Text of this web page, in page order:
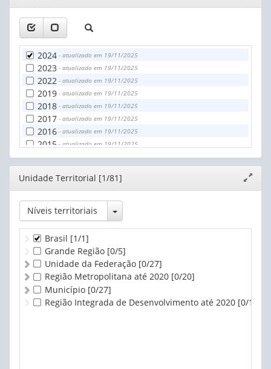
janela
2024 - atualizado em 19/11/2025
2023 - atualizado em 19/11/2025
2022 - atualizado em 19/11/2025
2019 - atualizado em 19/11/2025
2018 - atualizado em 19/11/2025
2017 - atualizado em 19/11/2025
2016 - atualizado em 19/11/2025
2015 - atualizado em 19/11/2025
2014- atualizado em 19/11/2025
2013
2012 - atualizado em 19/11/2025
Editor
janela
Unidade Territorial [1/81]
Níveis territoriais Toggle Dropdown
Brasil [1/1]
Grande Região [0/5]
Unidade da Federação [0/27]
Região Metropolitana até 2020 [0/20]
Município [0/27]
Região Integrada de Desenvolvimento até 2020 [0/1]